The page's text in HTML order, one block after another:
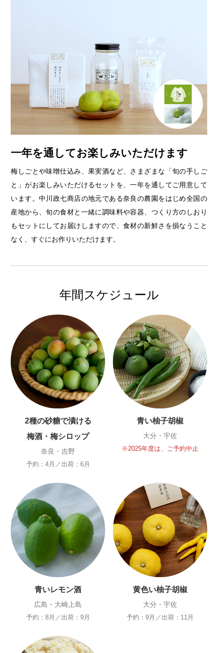
一年を通してお楽しみいただけます
梅しごとや味噌仕込み、果実酒など、さまざまな「旬の手しご
と」がお楽しみいただけるセットを、一年を通してご用意して
います。中川政七商店の地元である奈良の農園をはじめ全国の
産地から、旬の食材と一緒に調味料や容器、つくり方のしおり
もセットにしてお届けしますので、食材の新鮮さを損なうこと
なく、すぐにお作りいただけます。
年間スケジュール
2種の砂糖で漬ける
梅酒・梅シロップ
奈良・吉野
予約：4月／出荷：6月
青い柚子胡椒
大分・宇佐
※2025年度は、ご予約中止
青いレモン酒
広島・大崎上島
予約：8月／出荷：9月
黄色い柚子胡椒
大分・宇佐
予約：9月／出荷：11月